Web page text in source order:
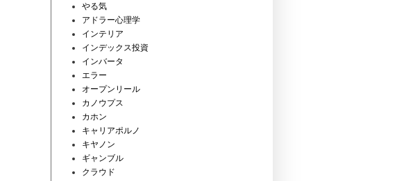
やる気
アドラー心理学
インテリア
インデックス投資
インバータ
エラー
オープンリール
カノウプス
カホン
キャリアポルノ
キヤノン
ギャンブル
クラウド